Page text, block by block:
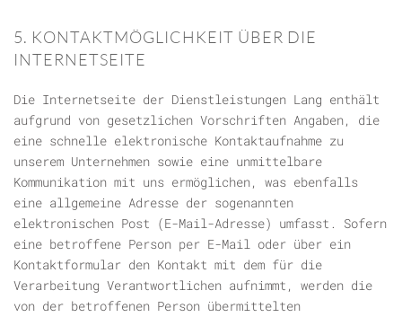
5. KONTAKTMÖGLICHKEIT ÜBER DIE
INTERNETSEITE
Die Internetseite der Dienstleistungen Lang enthält
aufgrund von gesetzlichen Vorschriften Angaben, die
eine schnelle elektronische Kontaktaufnahme zu
unserem Unternehmen sowie eine unmittelbare
Kommunikation mit uns ermöglichen, was ebenfalls
eine allgemeine Adresse der sogenannten
elektronischen Post (E-Mail-Adresse) umfasst. Sofern
eine betroffene Person per E-Mail oder über ein
Kontaktformular den Kontakt mit dem für die
Verarbeitung Verantwortlichen aufnimmt, werden die
von der betroffenen Person übermittelten